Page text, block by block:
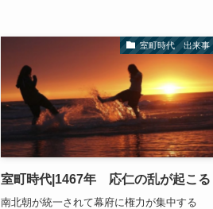
室町時代 出来事
室町時代|1467年 応仁の乱が起こる
南北朝が統一されて幕府に権力が集中する